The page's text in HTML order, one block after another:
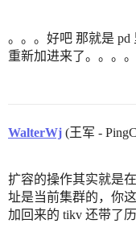
。。。好吧 那就是
重新加进来了。。。
WalterWj (王军 -
扩容的操作其实就是
址是当前集群的，你
加回来的 tikv 还带了